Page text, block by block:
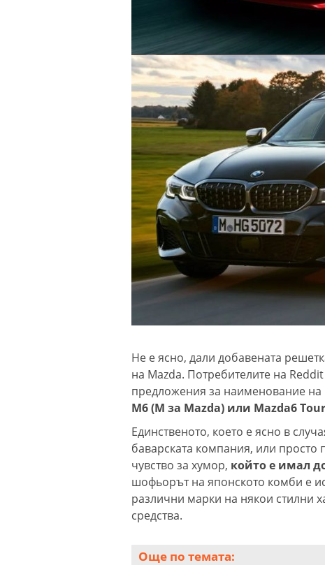
Не е ясно, дали добавената
на Mazda. Потребителите на
предложения за наименование на
M6 (M за Mazda) или Mazda6
Единственото, което е ясно в
баварската компания, или просто
чувство за хумор, който е имал
шофьорът на японското комби е
различни марки на някои стилни
средства.
Още по темата: